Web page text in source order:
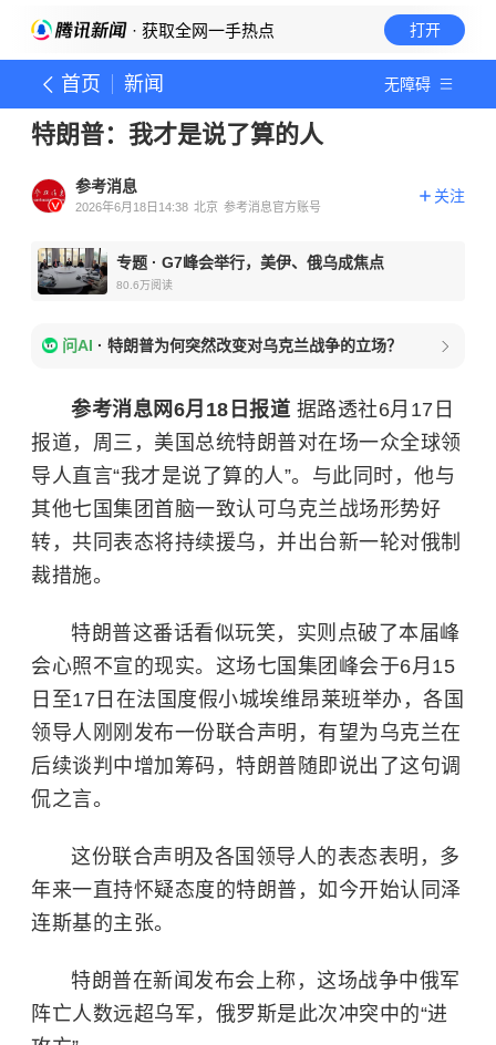
· 获取全网一手热点 打开
首页 新闻 无障碍
特朗普：我才是说了算的人
参考消息
2026年6月18日14:38 北京 参考消息官方账号
关注
专题 · G7峰会举行，美伊、俄乌成焦点
80.6万阅读
问AI · 特朗普为何突然改变对乌克兰战争的立场？
参考消息网6月18日报道 据路透社6月17日
报道，周三，美国总统特朗普对在场一众全球领
导人直言“我才是说了算的人”。与此同时，他与
其他七国集团 首脑一致认可乌克兰战场形势好
转，共同表态将持续援乌，并出台新一轮对俄制
裁措施。
特朗普这番话看似玩笑，实则点破了本届峰
会心照不宣的现实。这场七国集团峰会于6月15
日至17日在法国度假小城埃维昂莱班举办，各国
领导人刚刚发布一份联合声明，有望为乌克兰在
后续谈判中增加筹码，特朗普随即说出了这句调
侃之言。
这份联合声明及各国领导人的表态表明，多
年来一直持怀疑态度的特朗普，如今开始认同泽
连斯基的主张。
特朗普在新闻发布会上称，这场战争中俄军
阵亡人数远超乌军，俄罗斯是此次冲突中的“进